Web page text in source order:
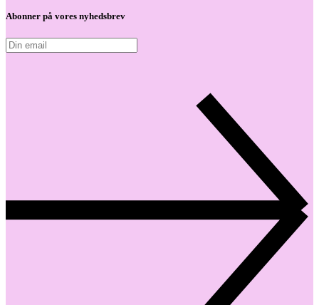
Abonner på vores nyhedsbrev